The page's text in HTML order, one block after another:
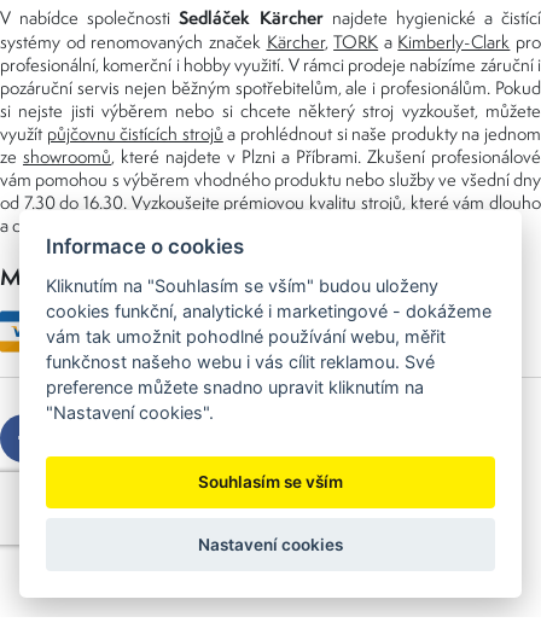
V nabídce společnostiSedláček Kärchernajdete hygienické a čistící
systémy od renomovaných značek Kärcher,TORK a Kimberly-Clark pro
profesionální, komerční i hobby využití. V rámci prodeje nabízíme záruční i
pozáruční servis nejen běžným spotřebitelům, ale i profesionálům. Pokud
si nejste jisti výběrem nebo si chcete některý stroj vyzkoušet, můžete
využít půjčovnu čistících strojů a prohlédnout si naše produkty na jednom
ze showroomů, které najdete v Plzni a Příbrami. Zkušení profesionálové
vám pomohou s výběrem vhodného produktu nebo služby ve všední dny
od 7.30 do 16.30. Vyzkoušejte prémiovou kvalitu strojů, které vám dlouho
a dobře poslouží nejen doma, ale i v zaměstnání.
Možnosti platby
Copyright © 2026 Sedláček s.r.o.
Created byOLC Webdesign
Informace o cookies
Kliknutím na "Souhlasím se vším" budou uloženy
cookies funkční, analytické i marketingové - dokážeme
vám tak umožnit pohodlné používání webu, měřit
funkčnost našeho webu i vás cílit reklamou. Své
preference můžete snadno upravit kliknutím na
"Nastavení cookies".
Souhlasím se vším
Nastavení cookies